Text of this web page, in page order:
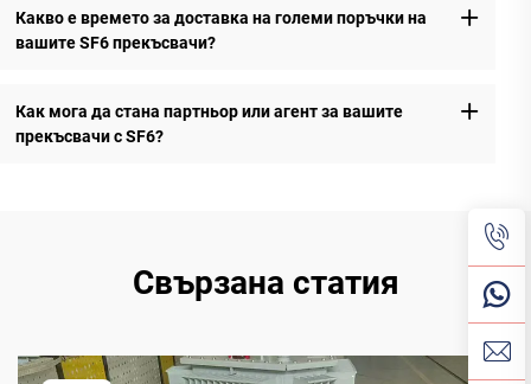
Какво е времето за доставка на големи поръчки на
вашите SF6 прекъсвачи?
Как мога да стана партньор или агент за вашите
прекъсвачи с SF6?
Свързана статия